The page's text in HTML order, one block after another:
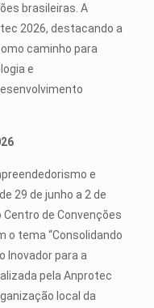
brasileiras. A
2026, destacando a
caminho para
e
e
29 de junho a 2 de
Centro de Convenções
o tema “Consolidando
Inovador para a
pela Anprotec
local da